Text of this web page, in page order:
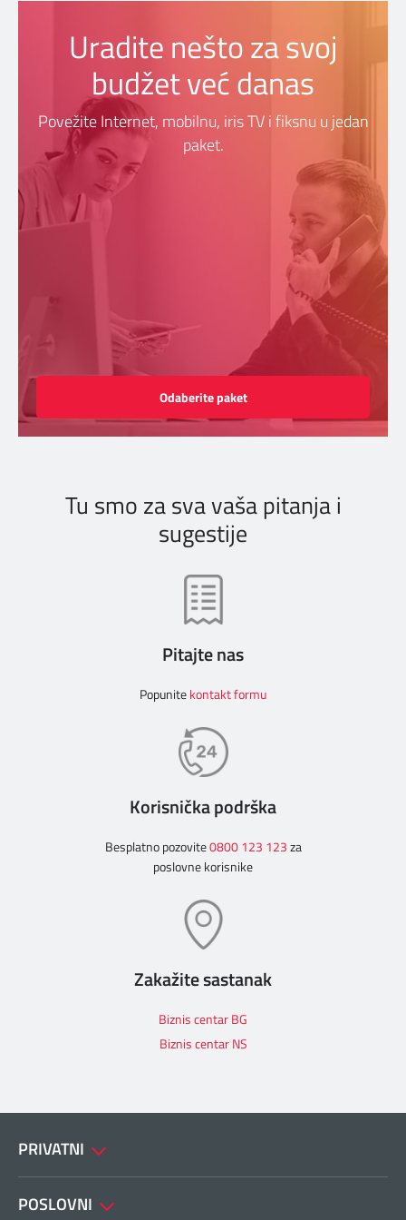
DIGITALNI SERVISI
Uslovi korišćenja
MAPA POKRIVENOSTI
TELEFONSKI IMENIK
MAPA BRZINA
Uradite nešto za svoj
budžet već danas
Povežite Internet, mobilnu, iris TV i fiksnu u jedan
paket.
Odaberite paket
Tu smo za sva vaša pitanja i
sugestije
Pitajte nas
Popunitekontakt formu
Korisnička podrška
Besplatno pozovite0800 123 123za
poslovne korisnike
Zakažite sastanak
Biznis centar BG
Biznis centar NS
PRIVATNI
POSLOVNI